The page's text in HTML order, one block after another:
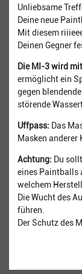
Unliebsame
Deine neue
Mit diesem
Deinen Gegner
Die MI-3 wird
ermöglicht ein
gegen
störende
Uffpass: Das
Masken
​Achtung: Du
eines Paintballs
welchem
Die Wucht des
führen.
Der Schutz des